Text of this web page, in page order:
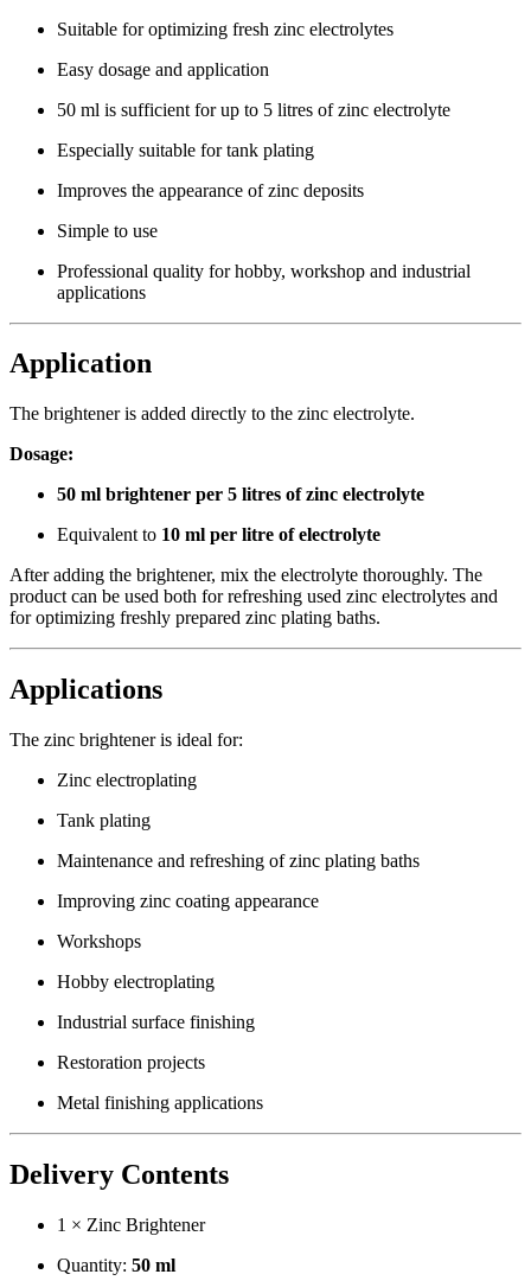
Suitable for optimizing fresh zinc electrolytes
Easy dosage and application
50 ml is sufficient for up to 5 litres of zinc electrolyte
Especially suitable for tank plating
Improves the appearance of zinc deposits
Simple to use
Professional quality for hobby, workshop and industrial
applications
Application
The brightener is added directly to the zinc electrolyte.
Dosage:
50 ml brightener per 5 litres of zinc electrolyte
Equivalent to 10 ml per litre of electrolyte
After adding the brightener, mix the electrolyte thoroughly. The
product can be used both for refreshing used zinc electrolytes and
for optimizing freshly prepared zinc plating baths.
Applications
The zinc brightener is ideal for:
Zinc electroplating
Tank plating
Maintenance and refreshing of zinc plating baths
Improving zinc coating appearance
Workshops
Hobby electroplating
Industrial surface finishing
Restoration projects
Metal finishing applications
Delivery Contents
1 × Zinc Brightener
Quantity: 50 ml